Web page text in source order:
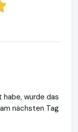
wurde das
nächsten Tag